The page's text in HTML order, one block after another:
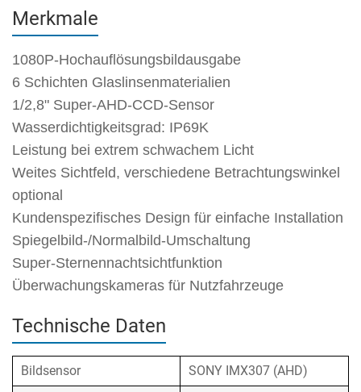
Merkmale
1080P-Hochauflösungsbildausgabe
6 Schichten Glaslinsenmaterialien
1/2,8" Super-AHD-CCD-Sensor
Wasserdichtigkeitsgrad: IP69K
Leistung bei extrem schwachem Licht
Weites Sichtfeld, verschiedene Betrachtungswinkel
optional
Kundenspezifisches Design für einfache Installation
Spiegelbild-/Normalbild-Umschaltung
Super-Sternennachtsichtfunktion
Überwachungskameras für Nutzfahrzeuge
Technische Daten
Bildsensor
SONY IMX307 (AHD)